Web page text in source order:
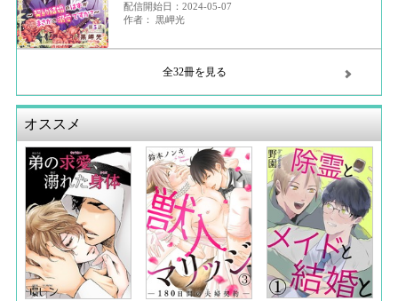
配信開始日：2024-05-07
作者： 黒岬光
全32冊を見る
オススメ